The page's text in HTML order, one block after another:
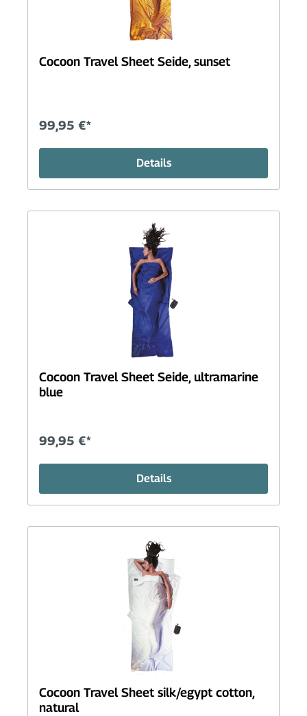
Cocoon Travel Sheet Seide, sunset
99,95 €*
Details
Cocoon Travel Sheet Seide, ultramarine
blue
99,95 €*
Details
Cocoon Travel Sheet silk/egypt cotton,
natural